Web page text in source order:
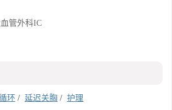
管外科IC
环 / 延迟关胸 / 护理